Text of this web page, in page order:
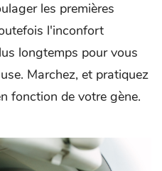
les premières
l'inconfort
longtemps pour vous
Marchez, et pratiquez
fonction de votre gène.